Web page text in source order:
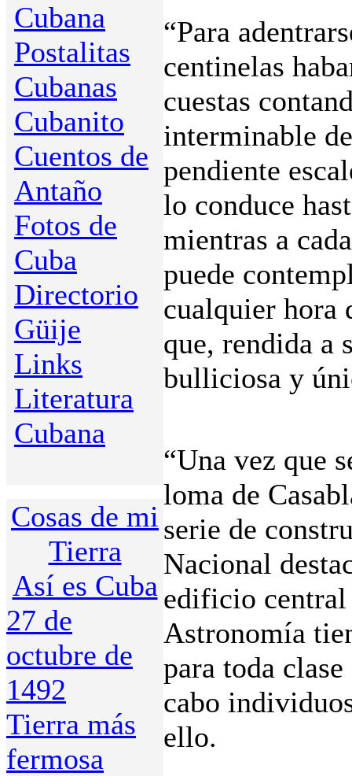
Cubana
Postalitas
Cubanas
Cubanito
Cuentos de
Antaño
Fotos de
Cuba
Directorio
Güije
Links
Literatura
Cubana
Cosas de mi
Tierra
Así es Cuba
27 de
octubre de
1492
Tierra más
fermosa
“Para
centinelas
cuestas
interminable
pendiente
lo conduce
mientras a
puede
cualquier hora
que, rendida a
bulliciosa y
“Una vez que
loma de
serie de
Nacional
edificio central
Astronomía
para toda
cabo
ello.